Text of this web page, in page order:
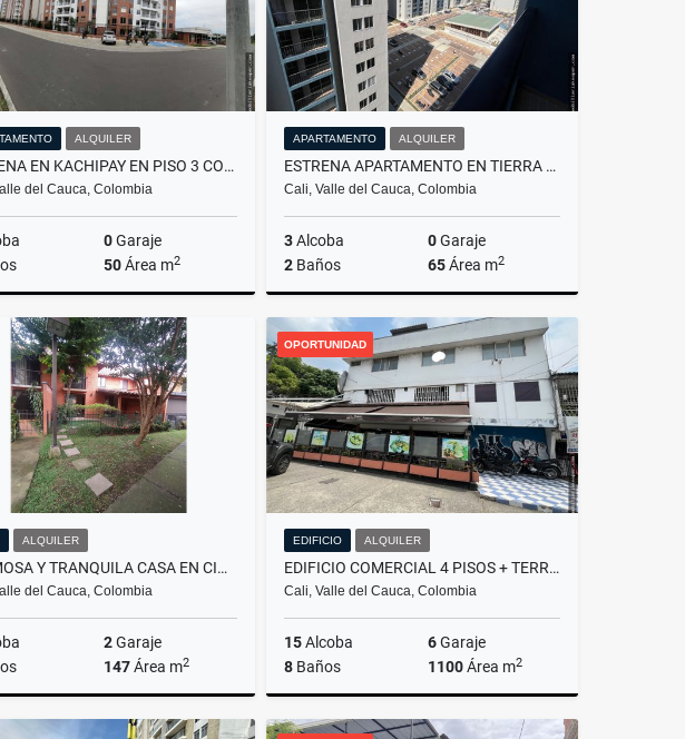
ALQUILER
ESTRENA EN KACHIPAY EN PISO 3 CON ASCENSOR
del Cauca, Colombia
0Garaje
50Área m2
Alquiler
$1.270.000
APARTAMENTO ALQUILER
ESTRENA APARTAMENTO EN TIERRA LINDA PISO 9 - CIUDAD PACIFICA
Cali, Valle del Cauca, Colombia
3Alcoba 0Garaje
2Baños 65Área m2
Alquiler
$1.300.000
ALQUILER
HERMOSA Y TRANQUILA CASA EN CIUDAD JARDIN POLO CLUB
del Cauca, Colombia
2Garaje
147Área m2
Alquiler
OPORTUNIDAD
EDIFICIO ALQUILER
EDIFICIO COMERCIAL 4 PISOS + TERRAZA Y SOTANO - AVENIDA ESTACION
Cali, Valle del Cauca, Colombia
15Alcoba 6Garaje
8Baños 1100Área m2
Alquiler